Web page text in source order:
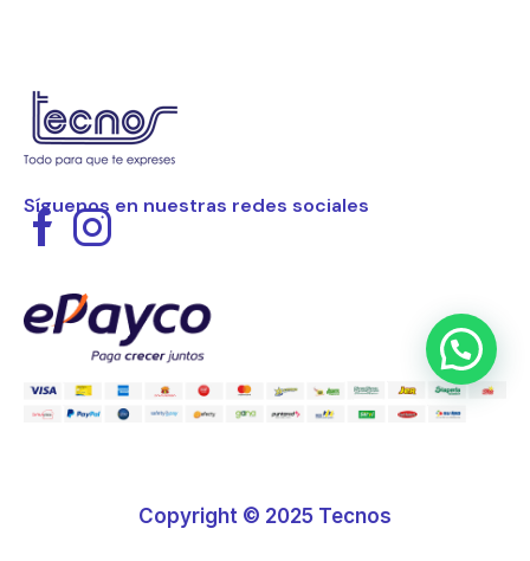
Síguenos en nuestras redes sociales
Copyright © 2025 Tecnos